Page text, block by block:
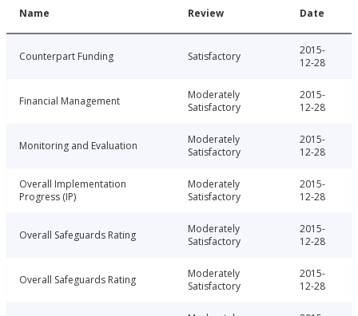
Name Review Date
Counterpart Funding Satisfactory
2015-
12-28
Financial Management
Moderately
Satisfactory
2015-
12-28
Monitoring and Evaluation
Moderately
Satisfactory
2015-
12-28
Overall Implementation
Progress (IP)
Moderately
Satisfactory
2015-
12-28
Overall Safeguards Rating
Moderately
Satisfactory
2015-
12-28
Overall Safeguards Rating
Moderately
Satisfactory
2015-
12-28